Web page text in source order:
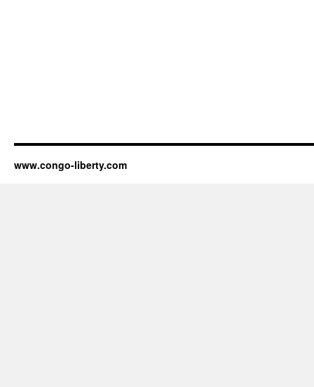
www.congo-liberty.com